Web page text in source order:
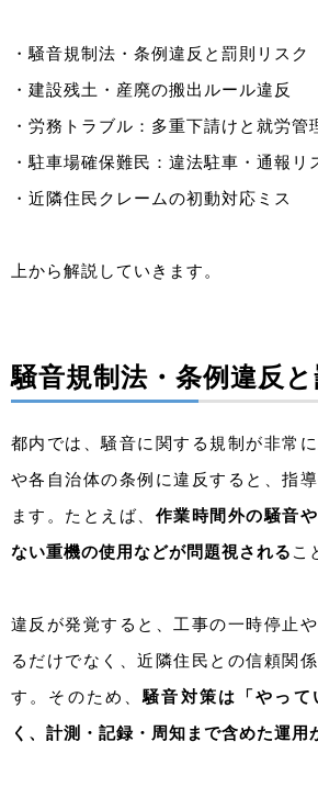
・騒音規制法・条例違反と罰則リスク
・建設残土・産廃の搬出ルール違反
・労務トラブル：多重下請けと就労管
・駐車場確保難民：違法駐車・通報リ
・近隣住民クレームの初動対応ミス
上から解説していきます。
騒音規制法・条例違反
都内では、騒音に関する規制が非常
や各自治体の条例に違反すると、指
ます。たとえば、 作業時間外の騒音
ない重機の使用などが問題視される こ
違反が発覚すると、工事の一時停止
るだけでなく、近隣住民との信頼関
す。そのため、騒音対策は「やっ
く、計測・記録・周知まで含めた運用